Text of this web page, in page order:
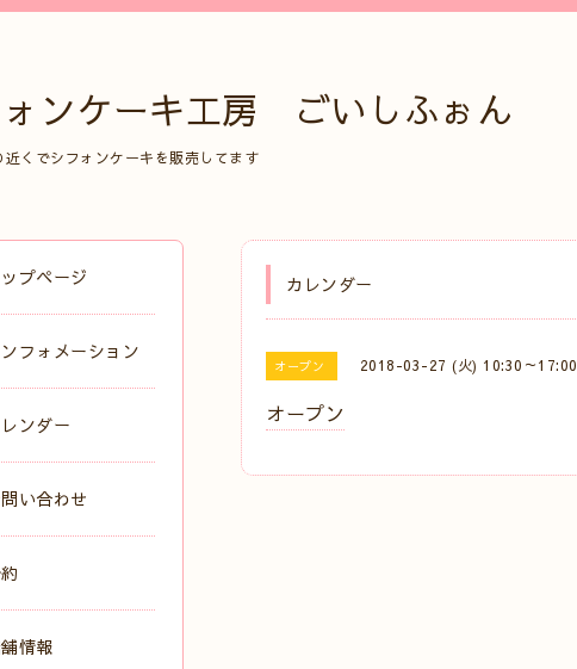
ンケーキ工房 ごいしふぉん
近くでシフォンケーキを販売してます
カレンダー
オープン 2018-03-27 (火) 10:30～17:00
オープン
ップページ
フォメーション
ンダー
い合わせ
情報